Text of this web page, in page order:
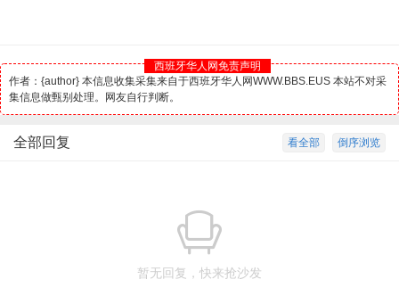
西班牙华人网免责声明
作者：{author} 本信息收集采集来自于西班牙华人网WWW.BBS.EUS 本站不对采
集信息做甄别处理。网友自行判断。
倒序浏览
看全部
全部回复
暂无回复，快来抢沙发